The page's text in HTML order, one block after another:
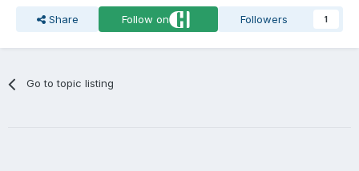
Share Follow on Followers 1
Go to topic listing